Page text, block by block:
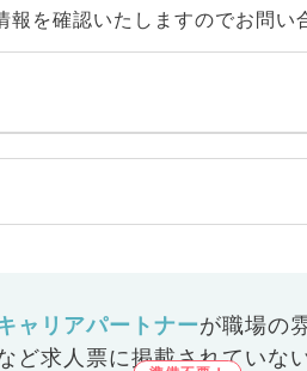
報を確認いたしますのでお問い
ャリアパートナーが職場の
ど求人票に掲載されていな